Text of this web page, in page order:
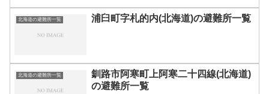
北海道の避難所一覧 浦臼町字札的内(北海道)の避難所一覧
北海道の避難所一覧
釧路市阿寒町上阿寒二十四線(北海道)
の避難所一覧